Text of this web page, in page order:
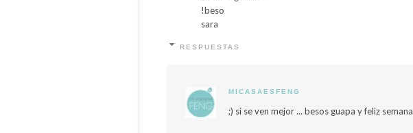
!beso
sara
RESPUESTAS
MICASAESFENG
;) si se ven mejor ... besos guapa y feliz semana